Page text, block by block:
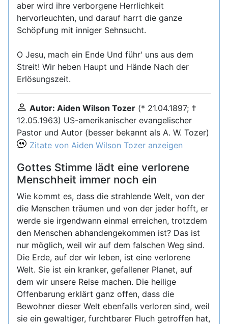
aber wird ihre verborgene Herrlichkeit
hervorleuchten, und darauf harrt die ganze
Schöpfung mit inniger Sehnsucht.
O Jesu, mach ein Ende Und führ' uns aus dem
Streit! Wir heben Haupt und Hände Nach der
Erlösungszeit.
Autor: Aiden Wilson Tozer (* 21.04.1897; †
12.05.1963) US-amerikanischer evangelischer
Pastor und Autor (besser bekannt als A. W. Tozer)
Zitate von Aiden Wilson Tozer anzeigen
Gottes Stimme lädt eine verlorene
Menschheit immer noch ein
Wie kommt es, dass die strahlende Welt, von der
die Menschen träumen und von der jeder hofft, er
werde sie irgendwann einmal erreichen, trotzdem
den Menschen abhandengekommen ist? Das ist
nur möglich, weil wir auf dem falschen Weg sind.
Die Erde, auf der wir leben, ist eine verlorene
Welt. Sie ist ein kranker, gefallener Planet, auf
dem wir unsere Reise machen. Die heilige
Offenbarung erklärt ganz offen, dass die
Bewohner dieser Welt ebenfalls verloren sind, weil
sie ein gewaltiger, furchtbarer Fluch getroffen hat,